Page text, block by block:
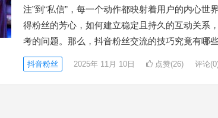
注”到“私信”，每一个动作都映射着用户的内心世
得粉丝的芳心，如何建立稳定且持久的互动关系
考的问题。那么，抖音粉丝交流的技巧究竟有哪
抖音粉丝 2025年 11月 10日 点赞(26) 评论